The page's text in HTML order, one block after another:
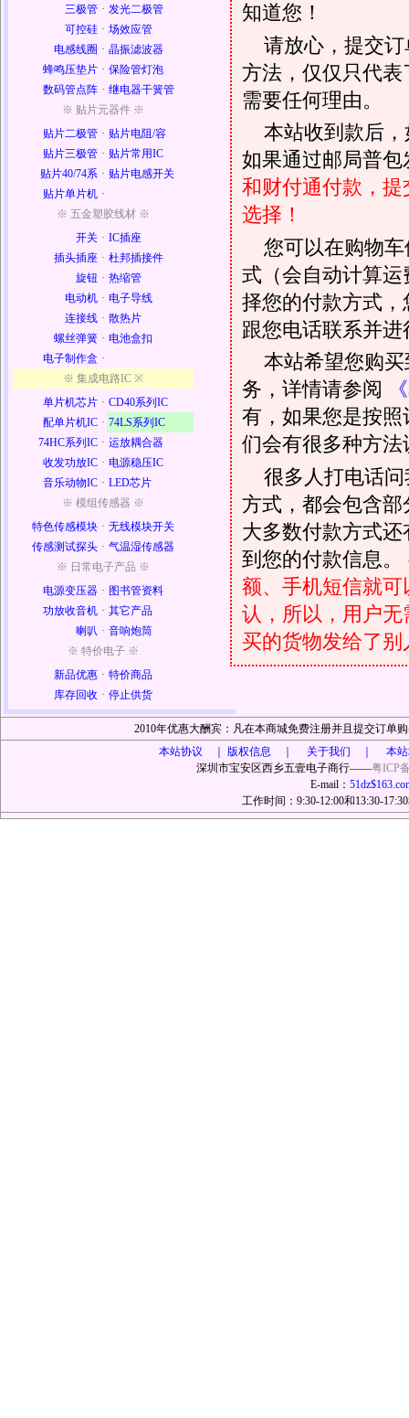
三极管 · 发光二极管
可控硅 · 场效应管
电感线圈 · 晶振滤波器
蜂鸣压垫片 · 保险管灯泡
数码管点阵 · 继电器干簧管
※ 贴片元器件 ※
贴片二极管 · 贴片电阻/容
贴片三极管 · 贴片常用IC
贴片40/74系 · 贴片电感开关
贴片单片机 ·
※ 五金塑胶线材 ※
开关 · IC插座
插头插座 · 杜邦插接件
旋钮 · 热缩管
电动机 · 电子导线
连接线 · 散热片
螺丝弹簧 · 电池盒扣
电子制作盒 ·
※ 集成电路IC ※
单片机芯片 · CD40系列IC
配单片机IC · 74LS系列IC
74HC系列IC · 运放耦合器
收发功放IC · 电源稳压IC
音乐动物IC · LED芯片
※ 模组传感器 ※
特色传感模块 · 无线模块开关
传感测试探头 · 气温湿传感器
※ 日常电子产品 ※
电源变压器 · 图书管资料
功放收音机 · 其它产品
喇叭 · 音响炮筒
※ 特价电子 ※
新品优惠 · 特价商品
库存回收 · 停止供货
知道您！
请放心，提交
方法，仅仅只代
需要任何理由。
本站收到款后
如果通过邮局普包
和财付通付款，
选择！
您可以在购物
式（会自动计算
择您的付款方式
跟您电话联系并
本站希望您购
务，详情请参阅
有，如果您是按
们会有很多种方
很多人打电话
方式，都会包含
大多数付款方式
到您的付款信息。
额、手机短信就可
认，所以，用户
买的货物发给了别
2010年优惠大酬宾：凡在本商城免费注册并且提交订单
本站协议 ｜
版权信息 ｜ 关于我们 ｜ 本
深圳市宝安区西乡五壹电子商行——粤ICP
E-mail：
工作时间：9:30-12:00和13:30-